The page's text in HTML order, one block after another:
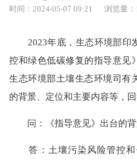
时间：2024-05-07 09:21
浏览量：
2023年底，生态环境部印
控和绿色低碳修复的指导意见
生态环境部土壤生态环境司有
的背景、定位和主要内容等，回
问：《指导意见》出台的背
答：土壤污染风险管控和